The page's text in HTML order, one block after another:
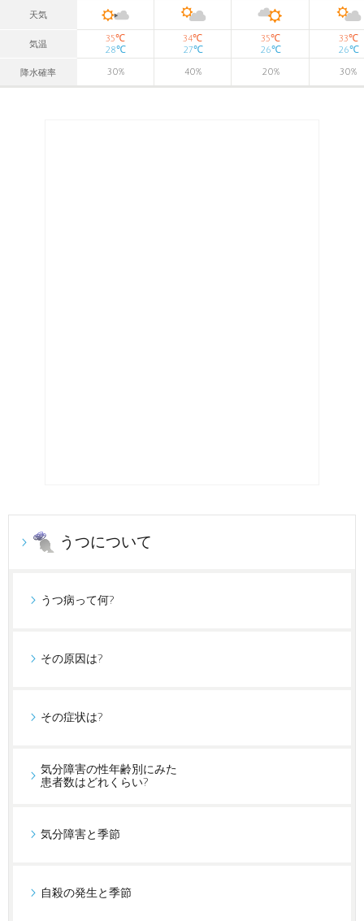
天気
気温
35℃
28℃
34℃
27℃
35℃
26℃
33℃
26℃
降水確率 30% 40% 20% 30%
うつについて
うつ病って何?
その原因は?
その症状は?
気分障害の性年齢別にみた
患者数はどれくらい?
気分障害と季節
自殺の発生と季節